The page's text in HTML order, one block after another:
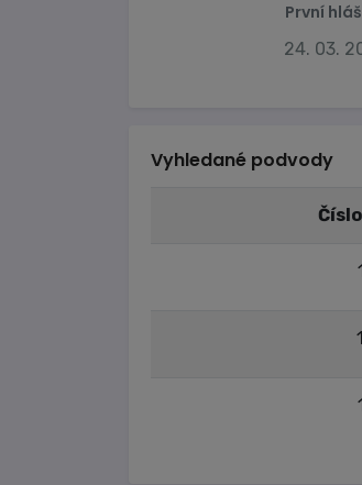
První
24. 03.
Vyhledané podvody